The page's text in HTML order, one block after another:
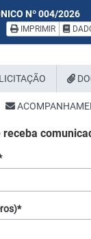
Nº 004/2026
IMPRIMIR
receba